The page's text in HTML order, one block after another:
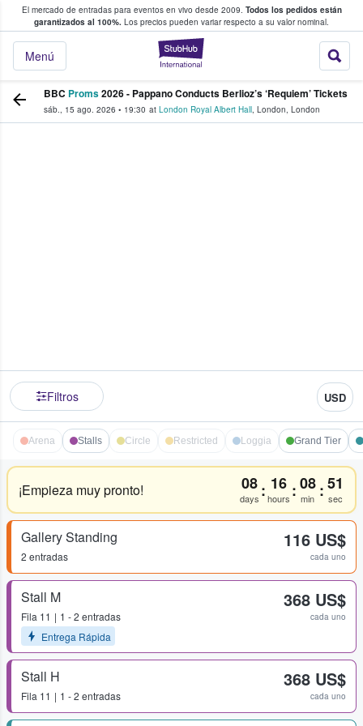
El mercado de entradas para eventos en vivo desde 2009. Todos los pedidos están
garantizados al 100%. Los precios pueden variar respecto a su valor nominal.
StubHub:
Menú
y venta de entradas entre fans
BBC Proms2026 - Pappano Conducts Berlioz’s ‘Requiem’ Tickets
sáb., 15 ago. 2026 • 19:30 at London Royal Albert Hall, London, London
Filtros USD
Arena Stalls Circle Restricted Loggia Grand Tier
¡Empieza muy pronto! 08
days : 16
hours :08
min :51
sec
Gallery Standing
2 entradas
116 US$
cada uno
Stall M
Fila 11
1 - 2 entradas
Entrega Rápida
368 US$
cada uno
Stall H
Fila 11 1 - 2 entradas
368 US$
cada uno